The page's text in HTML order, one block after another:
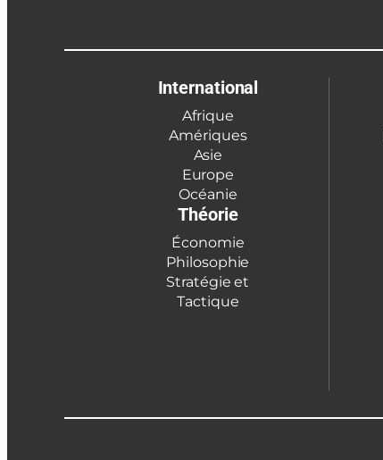
International
Afrique
Amériques
Asie
Europe
Océanie
Théorie
Économie
Philosophie
Stratégie et
Tactique